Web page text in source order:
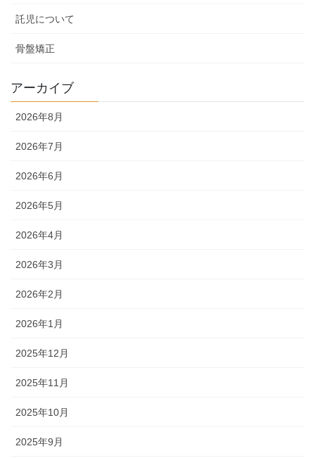
託児について
骨盤矯正
アーカイブ
2026年8月
2026年7月
2026年6月
2026年5月
2026年4月
2026年3月
2026年2月
2026年1月
2025年12月
2025年11月
2025年10月
2025年9月